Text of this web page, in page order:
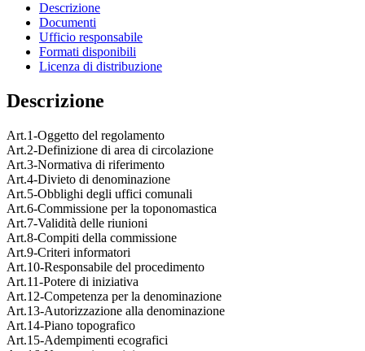
Descrizione
Documenti
Ufficio responsabile
Formati disponibili
Licenza di distribuzione
Descrizione
Art.1-Oggetto del regolamento
Art.2-Definizione di area di circolazione
Art.3-Normativa di riferimento
Art.4-Divieto di denominazione
Art.5-Obblighi degli uffici comunali
Art.6-Commissione per la toponomastica
Art.7-Validità delle riunioni
Art.8-Compiti della commissione
Art.9-Criteri informatori
Art.10-Responsabile del procedimento
Art.11-Potere di iniziativa
Art.12-Competenza per la denominazione
Art.13-Autorizzazione alla denominazione
Art.14-Piano topografico
Art.15-Adempimenti ecografici